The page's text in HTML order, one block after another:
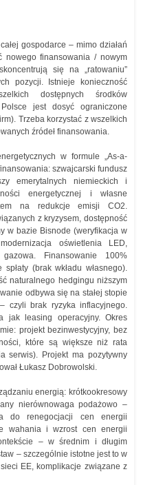
gospodarce – mimo działań
nowego finansowania / nowym
się na „ratowaniu”
pozycji. Istnieje konieczność
dostępnych środków
jest dosyć ograniczone
Trzeba korzystać z wszelkich
źródeł finansowania.
w formule „As-a-
szwajcarski fundusz
emerytalnych niemieckich i
energetycznej i własne
na redukcje emisji CO2.
z kryzysem, dostępność
w bazie Bisnode (weryfikacja w
oświetlenia LED,
gazowa. Finansowanie 100%
(brak wkładu własnego).
naturalnego hedgingu niższym
odbywa się na stałej stopie
czyli brak ryzyka inflacyjnego.
jak leasing operacyjny. Okres
projekt bezinwestycyjny, bez
które są większe niż rata
serwis). Projekt ma pozytywny
Łukasz Dobrowolski.
energią: krótkookresowy
nierównowaga podażowo –
do renegocjacji cen energii
wahania i wzrost cen energii
– w średnim i długim
– szczególnie istotne jest to w
EE, komplikacje związane z